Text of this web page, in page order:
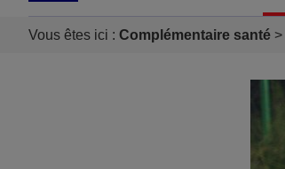
Vous êtes ici : Complémentaire santé